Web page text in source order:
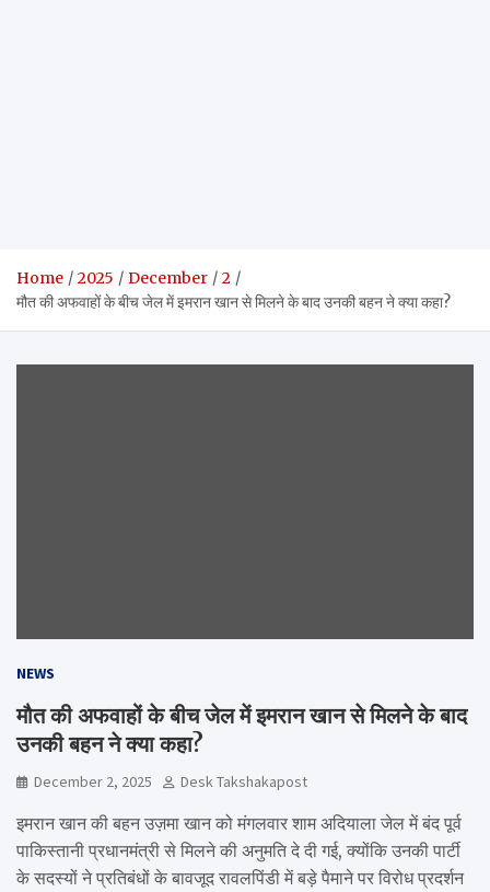
Home 2025 December
2
मौत की अफवाहों के बीच जेल में इमरान खान से मिलने के बाद उनकी बहन ने क्या कहा?
NEWS
मौत की अफवाहों के बीच जेल में इमरान खान से मिलने के बाद
उनकी बहन ने क्या कहा?
December 2, 2025 Desk Takshakapost
इमरान खान की बहन उज़मा खान को मंगलवार शाम अदियाला जेल में बंद पूर्व
पाकिस्तानी प्रधानमंत्री से मिलने की अनुमति दे दी गई, क्योंकि उनकी पार्टी
के सदस्यों ने प्रतिबंधों के बावजूद रावलपिंडी में बड़े पैमाने पर विरोध प्रदर्शन